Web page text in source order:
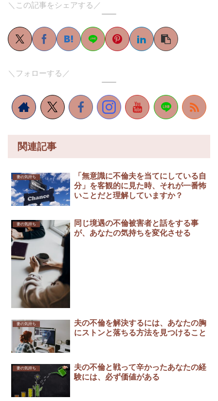
＼この記事をシェアする／
＼フォローする／
関連記事
妻の気持ち
「無意識に不倫夫を当てにしている自
分」を客観的に見た時、それが一番怖
いことだと理解していますか？
妻の気持ち
同じ境遇の不倫被害者と話をする事
が、あなたの気持ちを変化させる
妻の気持ち
夫の不倫を解決するには、あなたの胸
にストンと落ちる方法を見つけること
妻の気持ち
夫の不倫と戦って辛かったあなたの経
験には、必ず価値がある